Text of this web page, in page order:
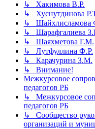
↳ Хакимова В.Р.
↳ Хуснутдинова
↳ Шайхлисламова
↳ Шарафгалиева
↳ Шаяхметова Г.М.
↳ Лутфуллина Ф.Р.
↳ Карачурина З.М.
↳ Внимание!
Межкурсовое
педагогов РБ
↳ Межкурсовое
педагогов РБ
↳ Сообщество
организаций и